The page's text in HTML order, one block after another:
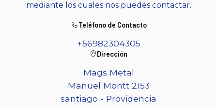
mediante los cuales nos puedes contactar.
Teléfono de Contacto
+56982304305
Dirección
Mags Metal
Manuel Montt 2153
santiago - Providencia